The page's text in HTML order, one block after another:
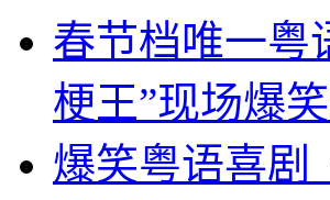
春节档唯一粤
梗王”现场爆
爆笑粤语喜剧